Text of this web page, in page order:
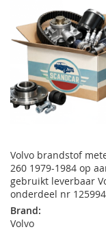
Volvo brandstof
260 1979-1984 op
gebruikt leverbaar
onderdeel nr
Brand:
Volvo